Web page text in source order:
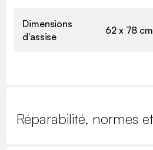
Dimensions
d'assise
62 x 78 cm
Réparabilité, normes